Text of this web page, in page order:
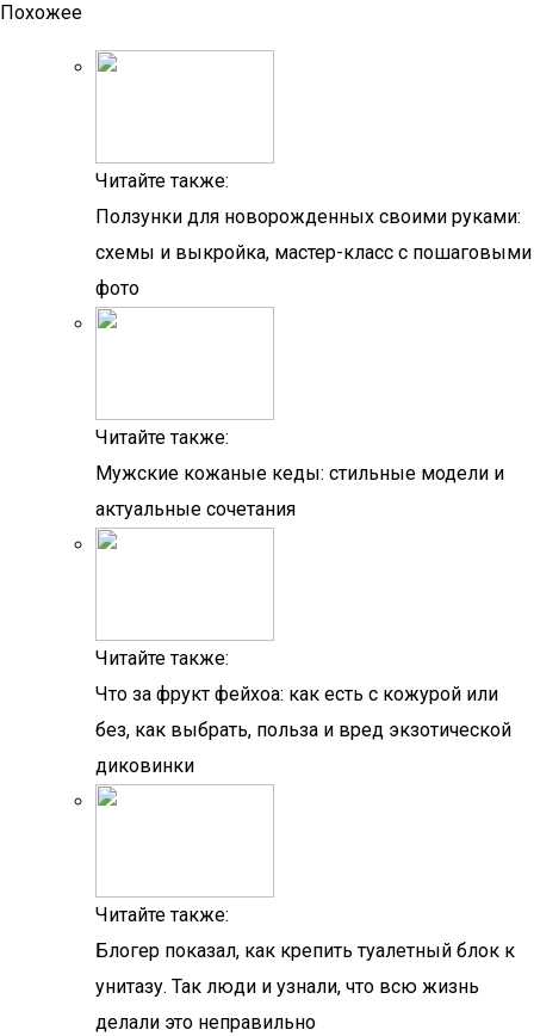
Похожее
Читайте также:
Ползунки для новорожденных своими руками:
схемы и выкройка, мастер-класс с пошаговыми
фото
Читайте также:
Мужские кожаные кеды: стильные модели и
актуальные сочетания
Читайте также:
Что за фрукт фейхоа: как есть с кожурой или
без, как выбрать, польза и вред экзотической
диковинки
Читайте также:
Блогер показал, как крепить туалетный блок к
унитазу. Так люди и узнали, что всю жизнь
делали это неправильно